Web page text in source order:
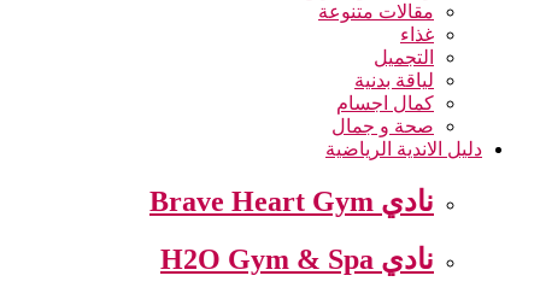
مقالات متنوعة
غذاء
التجميل
لياقة بدنية
كمال اجسام
صحة و جمال
دليل الاندية الرياضية
نادي Brave Heart Gym
نادي H2O Gym & Spa